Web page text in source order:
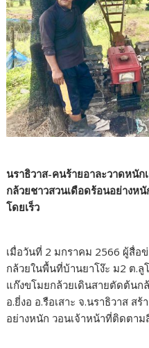
นราธิวาส-คนร้ายอาละวาดหนั
กล้วยชาวสวนเดือดร้อนอย่างห
โดยเร็ว
เมื่อวันที่ 2 มกราคม 2566 ผู้สื่อ
กล้วยในพื้นที่บ้านยาโง๊ะ ม2 ต.ลู
แก๊งขโมยกล้วยเดินสายตัดต้นก
อ.ยี่งอ อ.รือเสาะ จ.นราธิวาส ส
อย่างหนัก วอนเจ้าหน้าที่ติดตา